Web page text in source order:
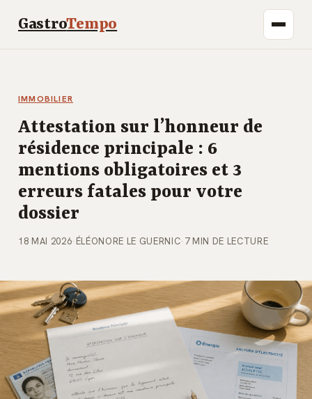
GastroTempo
IMMOBILIER
Attestation sur l’honneur de
résidence principale : 6
mentions obligatoires et 3
erreurs fatales pour votre
dossier
18 MAI 2026· ÉLÉONORE LE GUERNIC· 7 MIN DE LECTURE